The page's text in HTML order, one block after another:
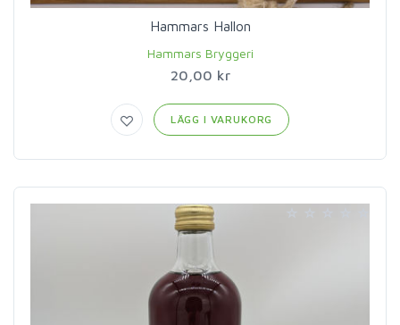
Hammars Hallon
Hammars Bryggeri
20,00 kr
LÄGG I VARUKORG